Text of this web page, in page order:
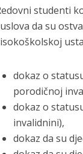
studenti
da su
dokaz o
porodičnoj
dokaz o
invalidnini),
dokaz da su